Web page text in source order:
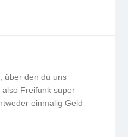
über den du uns
Freifunk super
einmalig Geld